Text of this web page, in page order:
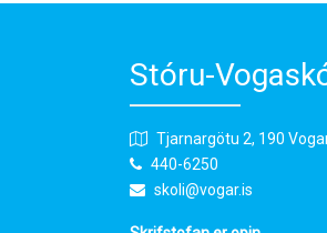
Stóru-
Tjarnargötu 2, 190
440-6250
skoli@vogar.is